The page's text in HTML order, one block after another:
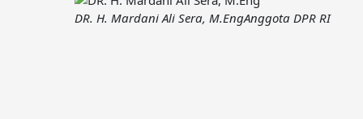
DR. H. Mardani Ali Sera, M.EngAnggota DPR RI